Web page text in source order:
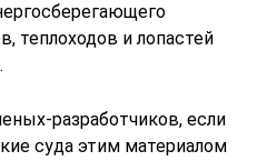
теплоходов и лопастей
разработчиков, если
суда этим материалом